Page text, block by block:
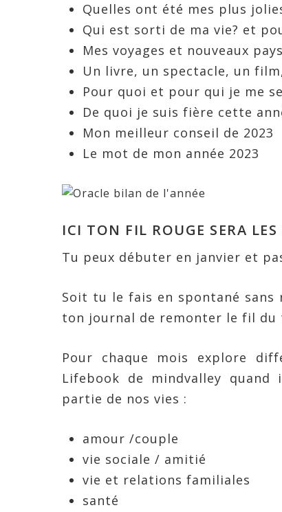
Quelles ont été mes plus
Qui est sorti de ma vie? et
Mes voyages et nouveaux
Un livre, un spectacle, un
Pour quoi et pour qui je me
De quoi je suis fière cette
Mon meilleur conseil de 2023
Le mot de mon année 2023
ICI TON FIL ROUGE SERA
Tu peux débuter en janvier et
Soit tu le fais en spontané
ton journal de remonter le fil du
Pour chaque mois explore
Lifebook de mindvalley
partie de nos vies :
amour /couple
vie sociale / amitié
vie et relations familiales
santé